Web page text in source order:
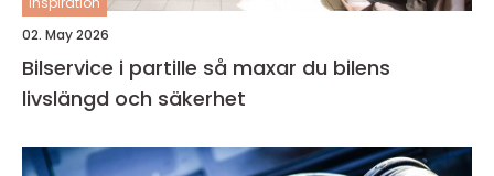
02. May 2026
Bilservice i partille så maxar du bilens
livslängd och säkerhet